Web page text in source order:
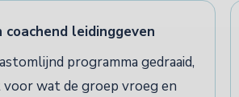
coachend leidinggeven
programma gedraaid,
voor wat de groep vroeg en